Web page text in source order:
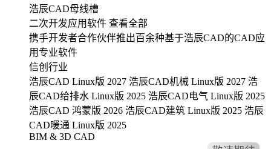
浩辰CAD母线槽
二次开发应用软件 查看全部
携手开发者合作伙伴推出百余种基于浩辰CAD的CAD应
用专业软件
信创行业
浩辰CAD Linux版 2027 浩辰CAD机械 Linux版 2027 浩
辰CAD给排水 Linux版 2025 浩辰CAD电气 Linux版 2025
浩辰CAD 鸿蒙版 2026 浩辰CAD建筑 Linux版 2025 浩辰
CAD暖通 Linux版 2025
BIM & 3D CAD